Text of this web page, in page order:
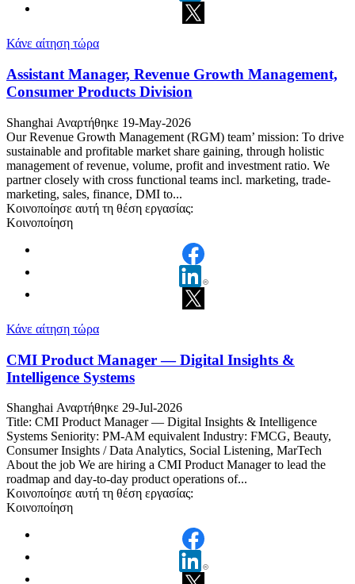
Κάνε αίτηση τώρα
Assistant Manager, Revenue Growth Management,
Consumer Products Division
Shanghai Αναρτήθηκε 19-May-2026
Our Revenue Growth Management (RGM) team’ mission: To drive
sustainable and profitable market share gaining, through holistic
management of revenue, volume, profit and investment ratio. We
partner closely with cross functional teams incl. marketing, trade-
marketing, sales, finance, DMI to...
Κοινοποίησε αυτή τη θέση εργασίας:
Κοινοποίηση
Κάνε αίτηση τώρα
CMI Product Manager — Digital Insights &
Intelligence Systems
Shanghai Αναρτήθηκε 29-Jul-2026
Title: CMI Product Manager — Digital Insights & Intelligence
Systems Seniority: PM-AM equivalent Industry: FMCG, Beauty,
Consumer Insights / Data Analytics, Social Listening, MarTech
About the job We are hiring a CMI Product Manager to lead the
roadmap and day-to-day product operations of...
Κοινοποίησε αυτή τη θέση εργασίας:
Κοινοποίηση